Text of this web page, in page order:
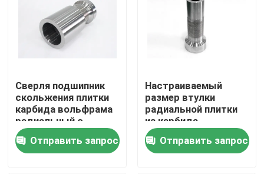
Дом
Продукты
Сверля подшипник
скольжения плитки
карбида вольфрама
радиальный с
увеличенной жизнью
подшипника
Отправить запрос
Настраиваемый
размер втулки
радиальной плитки
из карбида
вольфрама
Отправить запрос